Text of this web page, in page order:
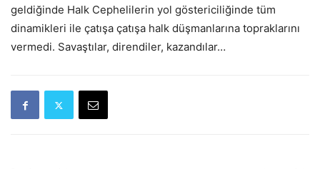
geldiğinde Halk Cephelilerin yol göstericiliğinde tüm
dinamikleri ile çatışa çatışa halk düşmanlarına topraklarını
vermedi. Savaştılar, direndiler, kazandılar…